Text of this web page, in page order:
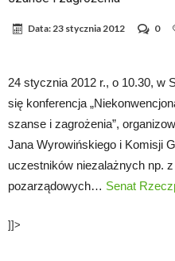
Data:23 stycznia 2012 0
24 stycznia 2012 r., o 10.30, w
się konferencja
szanse i zagrożenia”,
Jana Wyrowińskiego i Komisji
uczestników niezalażnych np.
pozarządowych… Senat
]]>